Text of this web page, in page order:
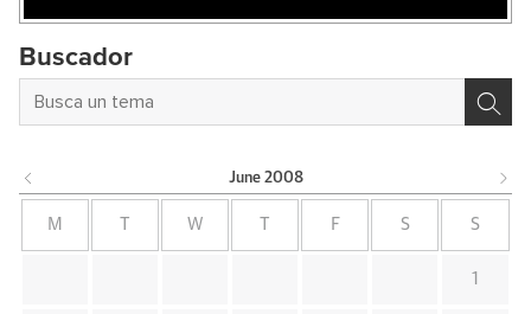
Buscador
June 2008
M W F S S
1